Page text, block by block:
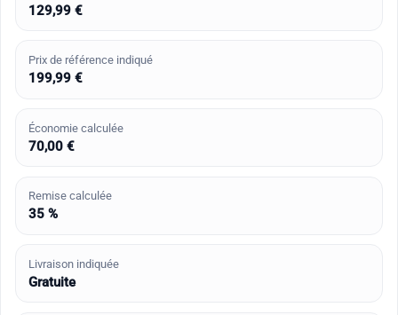
129,99 €
Prix de référence indiqué
199,99 €
Économie calculée
70,00 €
Remise calculée
35 %
Livraison indiquée
Gratuite